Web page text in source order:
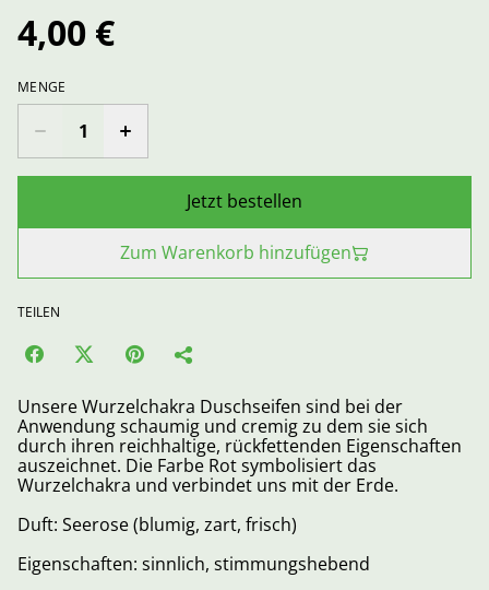
4,00 €
MENGE
Jetzt bestellen
Zum Warenkorb hinzufügen
TEILEN
Unsere Wurzelchakra Duschseifen sind bei der
Anwendung schaumig und cremig zu dem sie sich
durch ihren reichhaltige, rückfettenden Eigenschaften
auszeichnet. Die Farbe Rot symbolisiert das
Wurzelchakra und verbindet uns mit der Erde.
Duft: Seerose (blumig, zart, frisch)
Eigenschaften: sinnlich, stimmungshebend